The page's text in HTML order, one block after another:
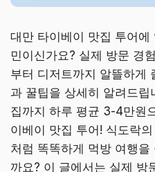
대만 타이베이 맛집 투어
민이신가요? 실제 방문 경
부터 디저트까지 알뜰하게
과 꿀팁을 상세히 알려드
집까지 하루 평균 3-4만원
이베이 맛집 투어! 식도락
처럼 똑똑하게 먹방 여행
까요? 이 글에서는 실제 방